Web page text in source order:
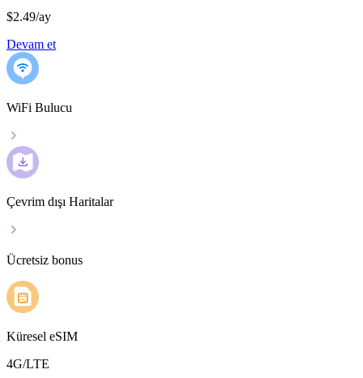
$2.49/ay
Devam et
WiFi Bulucu
Çevrim dışı Haritalar
Ücretsiz bonus
Küresel eSIM
4G/LTE